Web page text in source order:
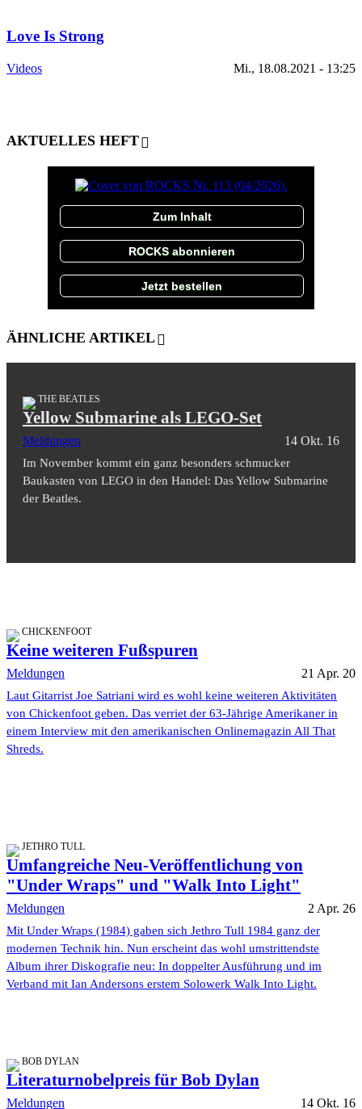
Love Is Strong
Videos Mi., 18.08.2021 - 13:25
AKTUELLES HEFT
Zum Inhalt
ROCKS abonnieren
Jetzt bestellen
ÄHNLICHE ARTIKEL
THE BEATLES
Yellow Submarine als LEGO-Set
Meldungen 14 Okt. 16
Im November kommt ein ganz besonders schmucker
Baukasten von LEGO in den Handel: Das Yellow Submarine
der Beatles.
CHICKENFOOT
Keine weiteren Fußspuren
Meldungen 21 Apr. 20
Laut Gitarrist Joe Satriani wird es wohl keine weiteren Aktivitäten
von Chickenfoot geben. Das verriet der 63-Jährige Amerikaner in
einem Interview mit den amerikanischen Onlinemagazin All That
Shreds.
JETHRO TULL
Umfangreiche Neu-Veröffentlichung von
"Under Wraps" und "Walk Into Light"
Meldungen 2 Apr. 26
Mit Under Wraps (1984) gaben sich Jethro Tull 1984 ganz der
modernen Technik hin. Nun erscheint das wohl umstrittendste
Album ihrer Diskografie neu: In doppelter Ausführung und im
Verband mit Ian Andersons erstem Solowerk Walk Into Light.
BOB DYLAN
Literaturnobelpreis für Bob Dylan
Meldungen 14 Okt. 16